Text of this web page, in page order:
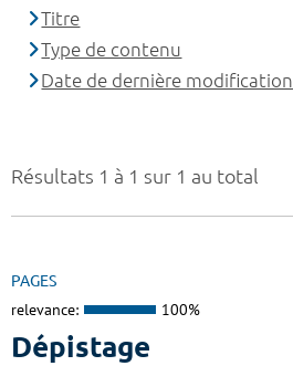
Résultats 1 à 1 sur 1 au total
PAGES
relevance: 100%
Dépistage
Titre
Type de contenu
Date de dernière modification